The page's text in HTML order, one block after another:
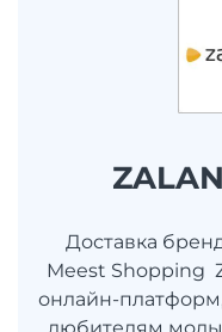
Доставка
Meest Shopping
онлайн-